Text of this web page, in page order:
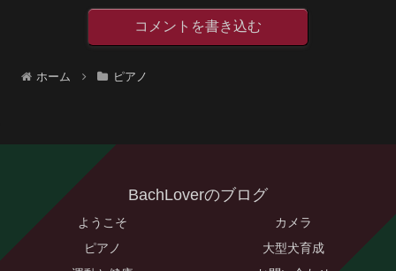
コメントを書き込む
ホーム ピアノ
BachLoverのブログ
ようこそ
カメラ
ピアノ
大型犬育成